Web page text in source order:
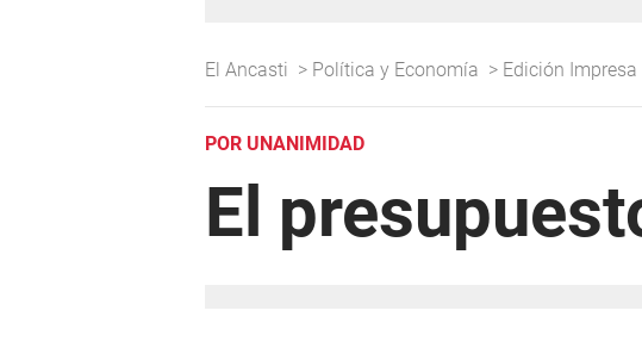
El Ancasti > Política y Economía > Edición Impresa
POR UNANIMIDAD
El